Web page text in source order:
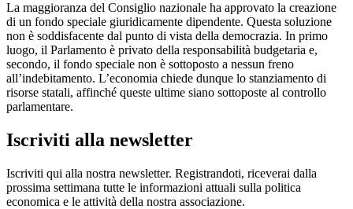
La maggioranza del Consiglio nazionale ha approvato la creazione
di un fondo speciale giuridicamente dipendente. Questa soluzione
non è soddisfacente dal punto di vista della democrazia. In primo
luogo, il Parlamento è privato della responsabilità budgetaria e,
secondo, il fondo speciale non è sottoposto a nessun freno
all’indebitamento. L’economia chiede dunque lo stanziamento di
risorse statali, affinché queste ultime siano sottoposte al controllo
parlamentare.
Iscriviti alla newsletter
Iscriviti qui alla nostra newsletter. Registrandoti, riceverai dalla
prossima settimana tutte le informazioni attuali sulla politica
economica e le attività della nostra associazione.